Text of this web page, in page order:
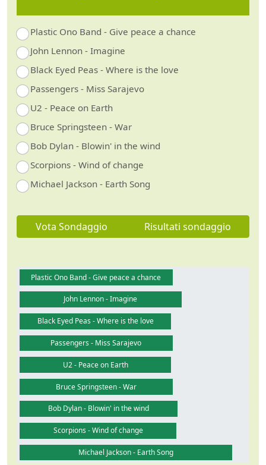
Plastic Ono Band - Give peace a chance
John Lennon - Imagine
Black Eyed Peas - Where is the love
Passengers - Miss Sarajevo
U2 - Peace on Earth
Bruce Springsteen - War
Bob Dylan - Blowin' in the wind
Scorpions - Wind of change
Michael Jackson - Earth Song
Vota Sondaggio Risultati sondaggio
Plastic Ono Band - Give peace a chance
John Lennon - Imagine
Black Eyed Peas - Where is the love
Passengers - Miss Sarajevo
U2 - Peace on Earth
Bruce Springsteen - War
Bob Dylan - Blowin' in the wind
Scorpions - Wind of change
Michael Jackson - Earth Song